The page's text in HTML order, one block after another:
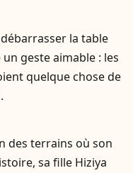
la table
geste aimable : les
quelque chose de
des terrains où son
sa fille Hiziya